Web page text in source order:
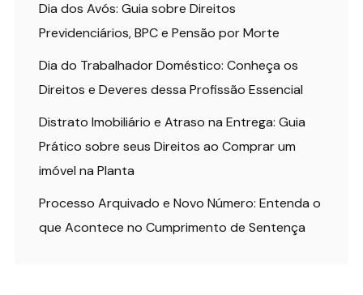
Dia dos Avós: Guia sobre Direitos
Previdenciários, BPC e Pensão por Morte
Dia do Trabalhador Doméstico: Conheça os
Direitos e Deveres dessa Profissão Essencial
Distrato Imobiliário e Atraso na Entrega: Guia
Prático sobre seus Direitos ao Comprar um
imóvel na Planta
Processo Arquivado e Novo Número: Entenda o
que Acontece no Cumprimento de Sentença